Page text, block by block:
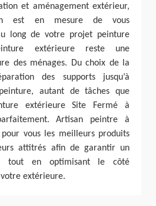
et aménagement extérieur,
est en mesure de vous
long de votre projet peinture
extérieure reste une
des ménages. Du choix de la
des supports jusqu’à
autant de tâches que
extérieure Site Fermé à
Artisan peintre à
pour vous les meilleurs produits
attitrés afin de garantir un
tout en optimisant le côté
extérieure.